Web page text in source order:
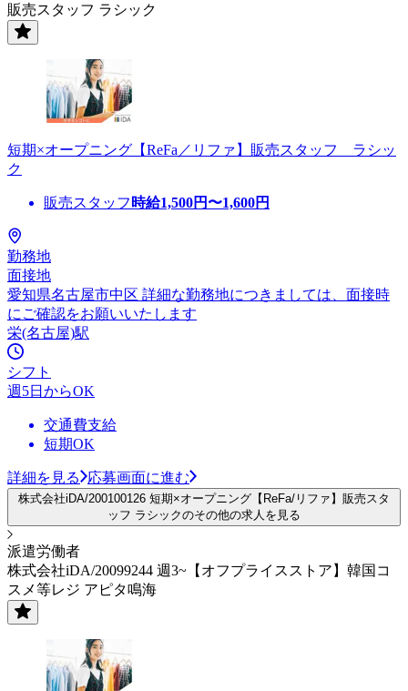
販売スタッフ ラシック
短期×オープニング【ReFa／リファ】販売スタッフ ラシッ
ク
販売スタッフ 時給1,500円〜1,600円
勤務地
面接地
愛知県名古屋市中区 詳細な勤務地につきましては、面接時
にご確認をお願いいたします
栄(名古屋)駅
シフト
週5日からOK
交通費支給
短期OK
詳細を見る 応募画面に進む
株式会社iDA/200100126 短期×オープニング【ReFa/リファ】販売スタ
ッフ ラシックのその他の求人を見る
派遣労働者
株式会社iDA/20099244 週3~【オフプライスストア】韓国コ
スメ等レジ アピタ鳴海